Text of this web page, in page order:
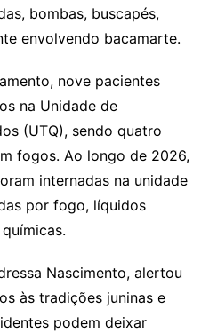
bombas, buscapés,
envolvendo bacamarte.
nove pacientes
na Unidade de
(UTQ), sendo quatro
fogos. Ao longo de 2026,
internadas na unidade
por fogo, líquidos
Nascimento, alertou
às tradições juninas e
podem deixar